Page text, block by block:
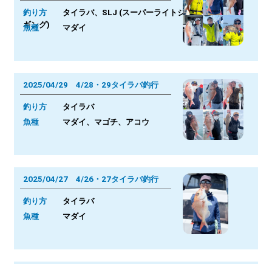
釣り方 タイラバ、SLJ (スーパーライトジ
ギング)
魚種 マダイ
2025/04/29 4/28・29タイラバ釣行
釣り方 タイラバ
魚種 マダイ、マゴチ、アコウ
2025/04/27 4/26・27タイラバ釣行
釣り方 タイラバ
魚種 マダイ